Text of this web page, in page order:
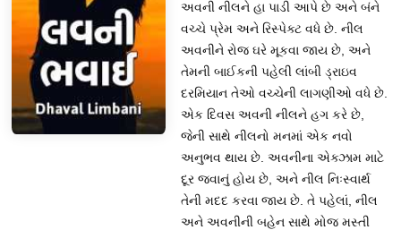
અવની નીલને હા પાડી આપે છે અને બંને
વચ્ચે પ્રેમ અને રિસ્પેક્ટ વધે છે. નીલ
અવનીને રોજ ઘરે મૂકવા જાય છે, અને
તેમની બાઈકની પહેલી લાંબી ડ્રાઇવ
દરમિયાન તેઓ વચ્ચેની લાગણીઓ વધે છે.
એક દિવસ અવની નીલને હગ કરે છે,
જેની સાથે નીલનો મનમાં એક નવો
અનુભવ થાય છે. અવનીના એક્ઝામ માટે
દૂર જવાનું હોય છે, અને નીલ નિઃસ્વાર્થ
તેની મદદ કરવા જાય છે. તે પહેલાં, નીલ
અને અવનીની બહેન સાથે મોજ મસ્તી